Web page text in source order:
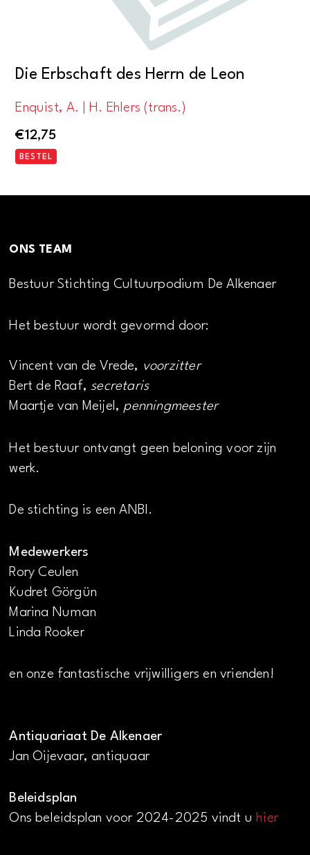
Die Erbschaft des Herrn de Leon
Enquist, A. | H. Ehlers (trans.)
€12,75
BESTEL
ONS TEAM
Bestuur Stichting Cultuurpodium De Alkenaer
Het bestuur wordt gevormd door:
Vincent van de Vrede, voorzitter
Bert de Raaf, secretaris
Maartje van Meijel, penningmeester
Het bestuur ontvangt geen beloning voor zijn
werk.
De stichting is een ANBI.
Medewerkers
Rory Ceulen
Kudret Görgün
Marina Numan
Linda Rooker
en onze fantastische vrijwilligers en vrienden!
Antiquariaat De Alkenaer
Jan Oijevaar, antiquaar
Beleidsplan
Ons beleidsplan voor 2024-2025 vindt uhier